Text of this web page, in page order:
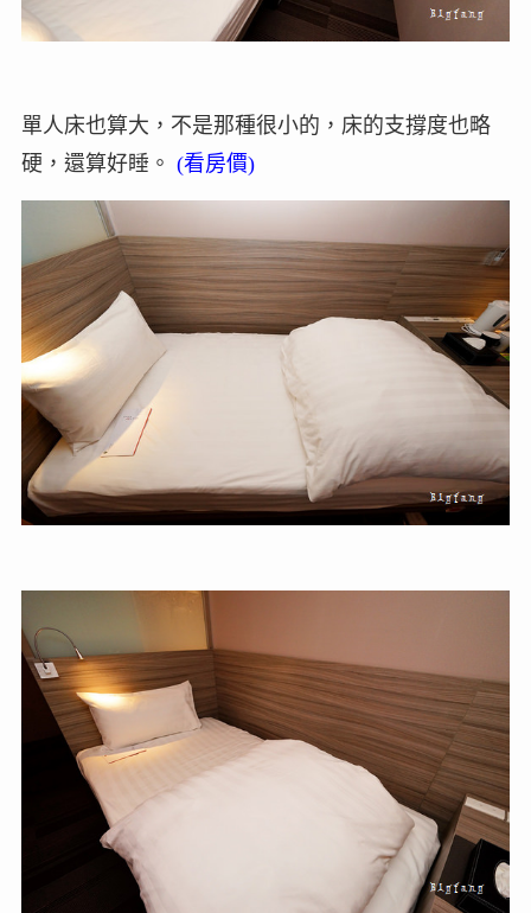
單人床也算大，不是那種很小的，床的支撐度也略
硬，還算好睡。 (看房價)